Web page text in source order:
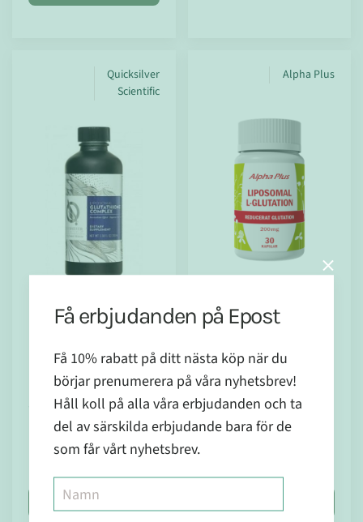
Quicksilver
Scientific
I lager
Liposomal
Glutathione
Complex
100 ml
964
kr
Köp nu
Alpha Plus
L-
Glutation
200mg 30
kap
Få erbjudanden på Epost
Få 10% rabatt på ditt nästa köp när du
börjar prenumerera på våra nyhetsbrev!
Håll koll på alla våra erbjudanden och ta
del av särskilda erbjudande bara för de
som får vårt nyhetsbrev.